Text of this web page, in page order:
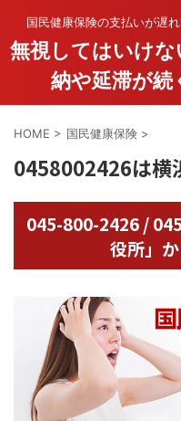
国民健康保険の支払いが遅
無視してはいけ
納や延滞が続
HOME > 国民健康保険 >
0458002426は横
045-800-2426 /
役所」か